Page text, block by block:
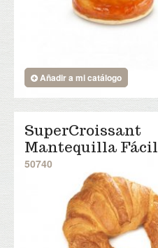
Añadir a mi catálogo
SuperCroissant
Mantequilla Fácil
50740